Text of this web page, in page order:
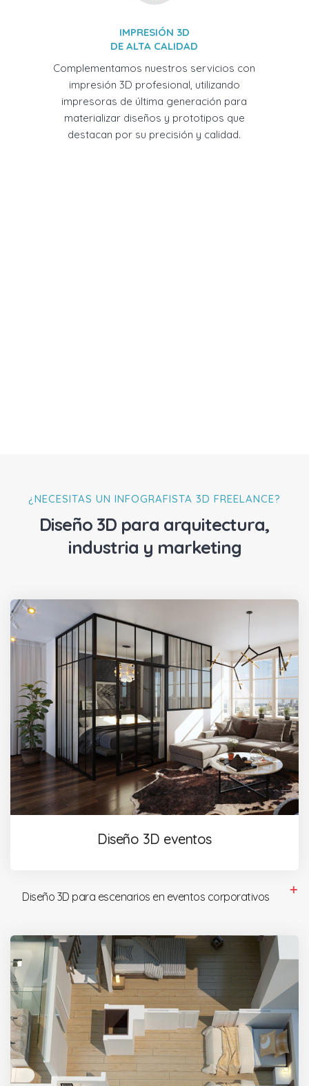
IMPRESIÓN 3D
DE ALTA CALIDAD
Complementamos nuestros servicios con
impresión 3D profesional, utilizando
impresoras de última generación para
materializar diseños y prototipos que
destacan por su precisión y calidad.
¿NECESITAS UN INFOGRAFISTA 3D FREELANCE?
Diseño 3D para arquitectura,
industria y marketing
Diseño 3D eventos
Diseño 3D para escenarios en eventos corporativos